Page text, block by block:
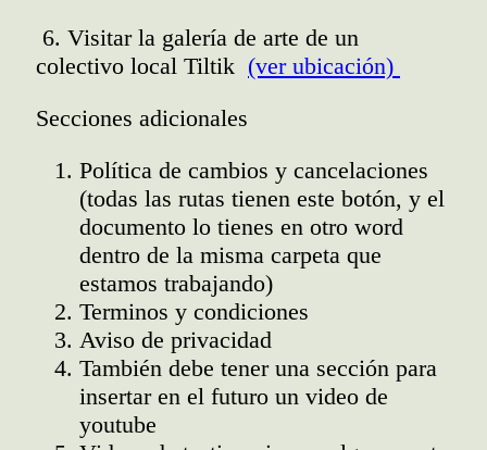
6. Visitar la galería de arte de un
colectivo local Tiltik (ver ubicación)
Secciones adicionales
Política de cambios y cancelaciones
(todas las rutas tienen este botón, y el
documento lo tienes en otro word
dentro de la misma carpeta que
estamos trabajando)
Terminos y condiciones
Aviso de privacidad
También debe tener una sección para
insertar en el futuro un video de
youtube